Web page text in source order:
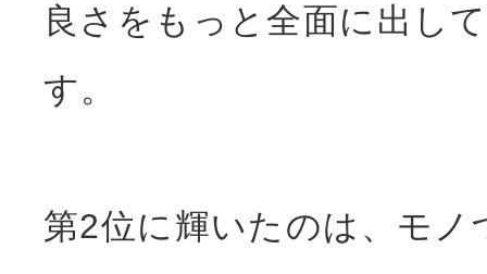
良さをもっと全面に出し
す。
第2位に輝いたのは、モ